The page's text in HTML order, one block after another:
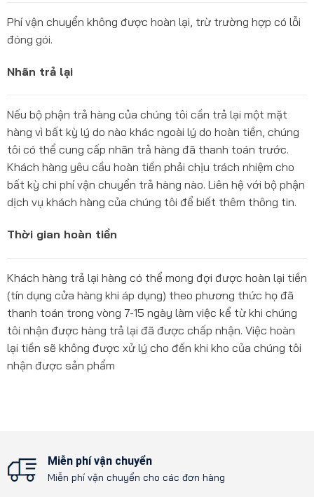
Phí vận chuyển không được hoàn lại, trừ trường hợp có lỗi
đóng gói.
Nhãn trả lại
Nếu bộ phận trả hàng của chúng tôi cần trả lại một mặt
hàng vì bất kỳ lý do nào khác ngoài lý do hoàn tiền, chúng
tôi có thể cung cấp nhãn trả hàng đã thanh toán trước.
Khách hàng yêu cầu hoàn tiền phải chịu trách nhiệm cho
bất kỳ chi phí vận chuyển trả hàng nào. Liên hệ với bộ phận
dịch vụ khách hàng của chúng tôi để biết thêm thông tin.
Thời gian hoàn tiền
Khách hàng trả lại hàng có thể mong đợi được hoàn lại tiền
(tín dụng cửa hàng khi áp dụng) theo phương thức họ đã
thanh toán trong vòng 7-15 ngày làm việc kể từ khi chúng
tôi nhận được hàng trả lại đã được chấp nhận. Việc hoàn
lại tiền sẽ không được xử lý cho đến khi kho của chúng tôi
nhận được sản phẩm
Miễn phí vận chuyển
Miễn phí vận chuyển cho các đơn hàng